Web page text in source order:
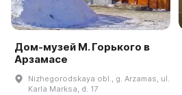
Дом-музей М. Горького в
Арзамасе
Nizhegorodskaya obl., g. Arzamas, ul.
Karla Marksa, d. 17